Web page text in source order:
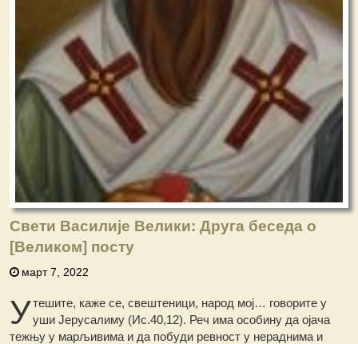
Свети Василије Велики: Друга беседа о
[Великом] посту
март 7, 2022
Утешите, каже се, свештеници, народ мој… говорите у
уши Јерусалиму (Ис.40,12). Реч има особину да ојача
тежњу у марљивима и да побуди ревност у нераднима и